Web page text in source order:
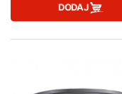
DODAJ